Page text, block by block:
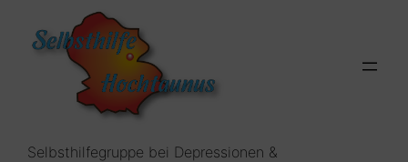
Inhalt
Selbsthilfegruppe bei Depressionen &